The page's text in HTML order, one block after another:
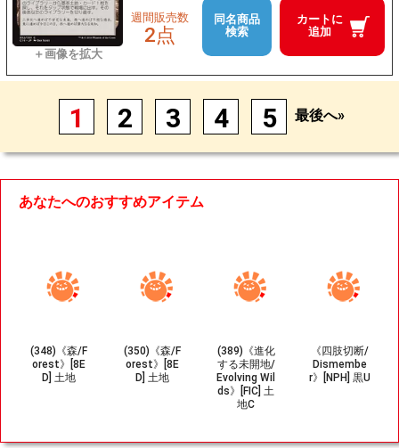
カートに
追加
週間販売数
2点
同名商品
検索
1 2 3 4 5 最後へ»
あなたへのおすすめアイテム
(348)《森/F
orest》[8E
D] 土地
(350)《森/F
orest》[8E
D] 土地
(389)《進化
する未開地/
Evolving Wil
ds》[FIC] 土
地C
《四肢切断/
Dismembe
r》[NPH] 黒U